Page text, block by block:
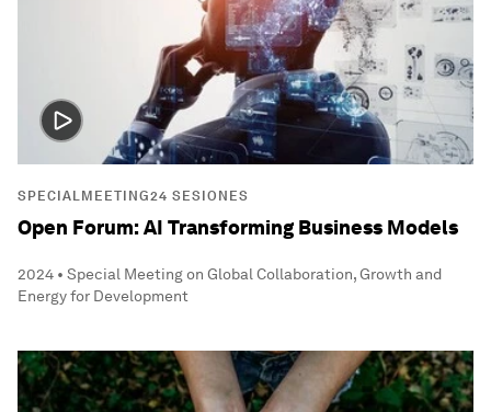
SPECIALMEETING24 SESIONES
Open Forum: AI Transforming Business Models
2024 • Special Meeting on Global Collaboration, Growth and
Energy for Development